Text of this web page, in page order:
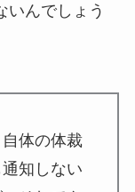
いんでしょう
体の体裁
知しない